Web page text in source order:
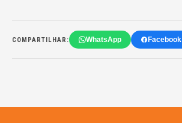
COMPARTILHAR: WhatsApp Facebook